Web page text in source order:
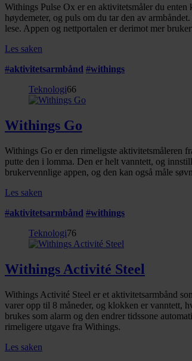
Withings Pulse Ox er en aktivitetsmåler du
høydemeter, og puls om du tar den av
lese. Appen og nettportalen er derimot mer
Les saken
#aktivitetsarmbånd #withings
Teknologi66
Withings Go
Withings Go er den rimeligste aktivitetsmåleren
putte den i lomma. Den er helt vanntett, og
brukervennlige appen, og den kan også måle
Les saken
#aktivitetsarmbånd #withings
Teknologi76
Withings Activité Steel
Withings Activité Steel er et aktivitetsarmbånd
varer opp til 8 måneder, og klokken er vanntett,
brukes som alarm og den endrer tidssone
rimeligere utgave fra Withings.
Les saken